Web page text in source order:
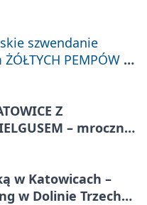
szwendanie
PEMPÓW z
Z
– mroczne
w Katowicach –
w Dolinie Trzech